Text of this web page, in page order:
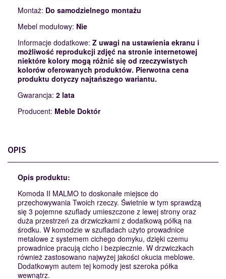
Montaż: Do samodzielnego montażu
Mebel modułowy: Nie
Informacje dodatkowe: Z uwagi na ustawienia ekranu i
możliwość reprodukcji zdjęć na stronie internetowej
niektóre kolory mogą różnić się od rzeczywistych
kolorów oferowanych produktów. Pierwotna cena
produktu dotyczy najtańszego wariantu.
Gwarancja: 2 lata
Producent: Meble Doktór
OPIS
Opis produktu:
Komoda II MALMO to doskonałe miejsce do
przechowywania Twoich rzeczy. Świetnie w tym sprawdzą
się 3 pojemne szuflady umieszczone z lewej strony oraz
duża przestrzeń za drzwiczkami z dodatkową półką na
środku. W komodzie w szufladach użyto prowadnice
metalowe z systemem cichego domyku, dzięki czemu
prowadnice pracują cicho i bezpiecznie. W drzwiczkach
również zastosowano najwyżej jakości okucia meblowe.
Dodatkowym autem tej komody jest szeroka półka
wewnątrz.